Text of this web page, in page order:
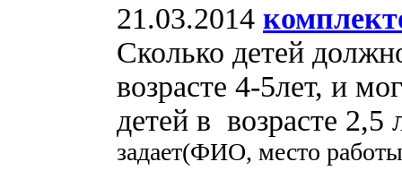
21.03.2014
Сколько детей
возрасте 4-5лет, и
детей в возрасте
задает(ФИО, место